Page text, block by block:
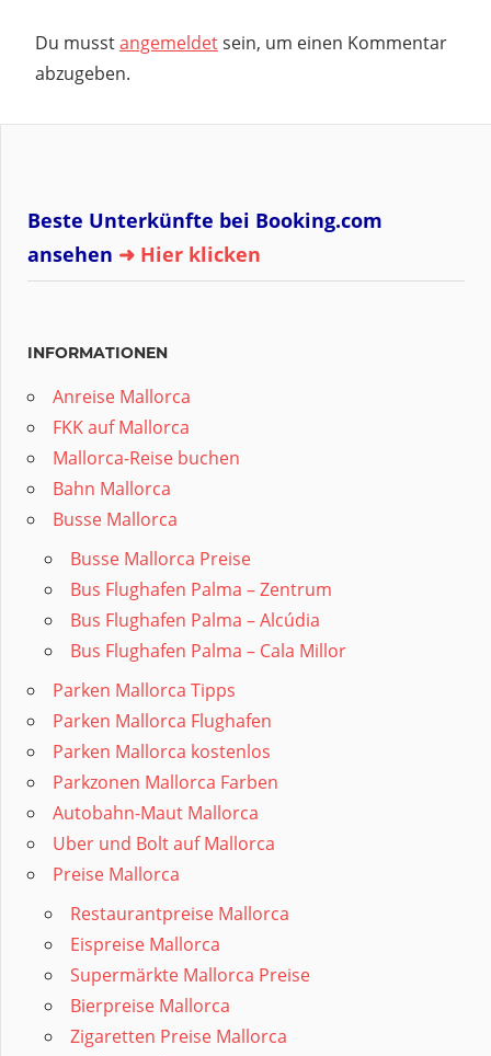
Du musstangemeldetsein, um einen Kommentar
abzugeben.
Beste Unterkünfte bei Booking.com
ansehen ➜ Hier klicken
INFORMATIONEN
Anreise Mallorca
FKK auf Mallorca
Mallorca-Reise buchen
Bahn Mallorca
Busse Mallorca
Busse Mallorca Preise
Bus Flughafen Palma – Zentrum
Bus Flughafen Palma – Alcúdia
Bus Flughafen Palma – Cala Millor
Parken Mallorca Tipps
Parken Mallorca Flughafen
Parken Mallorca kostenlos
Parkzonen Mallorca Farben
Autobahn-Maut Mallorca
Uber und Bolt auf Mallorca
Preise Mallorca
Restaurantpreise Mallorca
Eispreise Mallorca
Supermärkte Mallorca Preise
Bierpreise Mallorca
Zigaretten Preise Mallorca